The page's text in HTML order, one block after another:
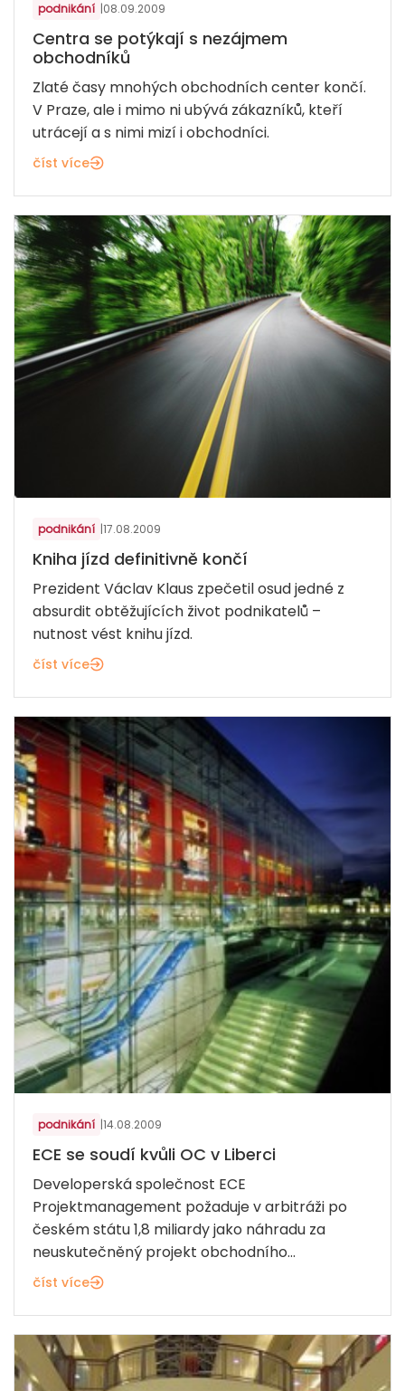
podnikání |08.09.2009
Centra se potýkají s nezájmem
obchodníků
Zlaté časy mnohých obchodních center končí.
V Praze, ale i mimo ni ubývá zákazníků, kteří
utrácejí a s nimi mizí i obchodníci.
číst více
podnikání |17.08.2009
Kniha jízd definitivně končí
Prezident Václav Klaus zpečetil osud jedné z
absurdit obtěžujících život podnikatelů –
nutnost vést knihu jízd.
číst více
podnikání |14.08.2009
ECE se soudí kvůli OC v Liberci
Developerská společnost ECE
Projektmanagement požaduje v arbitráži po
českém státu 1,8 miliardy jako náhradu za
neuskutečněný projekt obchodního...
číst více